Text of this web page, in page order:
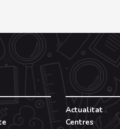
Actualitat
Centres